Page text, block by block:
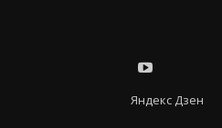
Яндекс Дзен